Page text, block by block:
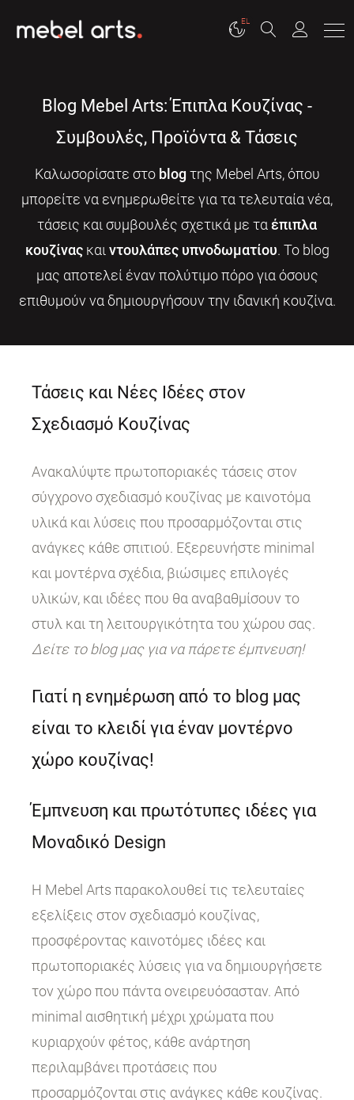
EL
Blog Mebel Arts: Έπιπλα Κουζίνας -
Συμβουλές, Προϊόντα & Τάσεις
Καλωσορίσατε στο blogτης Mebel Arts, όπου
μπορείτε να ενημερωθείτε για τα τελευταία νέα,
τάσεις και συμβουλές σχετικά με τα έπιπλα
κουζίναςκαι ντουλάπες υπνοδωματίου. Το blog
μας αποτελεί έναν πολύτιμο πόρο για όσους
επιθυμούν να δημιουργήσουν την ιδανική κουζίνα.
Τάσεις και Νέες Ιδέες στον
Σχεδιασμό Κουζίνας
Ανακαλύψτε πρωτοποριακές τάσεις στον
σύγχρονο σχεδιασμό κουζίνας με καινοτόμα
υλικά και λύσεις που προσαρμόζονται στις
ανάγκες κάθε σπιτιού. Εξερευνήστε minimal
και μοντέρνα σχέδια, βιώσιμες επιλογές
υλικών, και ιδέες που θα αναβαθμίσουν το
στυλ και τη λειτουργικότητα του χώρου σας.
Δείτε το blog μας για να πάρετε έμπνευση!
Γιατί η ενημέρωση από το blog μας
είναι το κλειδί για έναν μοντέρνο
χώρο κουζίνας!
Έμπνευση και πρωτότυπες ιδέες για
Μοναδικό Design
Η Mebel Arts παρακολουθεί τις τελευταίες
εξελίξεις στον σχεδιασμό κουζίνας,
προσφέροντας καινοτόμες ιδέες και
πρωτοποριακές λύσεις για να δημιουργήσετε
τον χώρο που πάντα ονειρευόσασταν. Από
minimal αισθητική μέχρι χρώματα που
κυριαρχούν φέτος, κάθε ανάρτηση
περιλαμβάνει προτάσεις που
προσαρμόζονται στις ανάγκες κάθε κουζίνας.